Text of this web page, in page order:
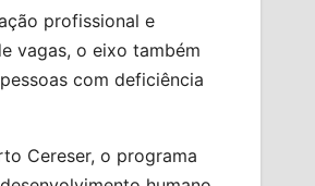
profissional e
vagas, o eixo também
com deficiência
Cereser, o programa